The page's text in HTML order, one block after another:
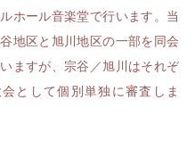
ホール音楽堂で行います。当
地区と旭川地区の一部を同会
ますが、宗谷／旭川はそれぞ
として個別単独に審査しま